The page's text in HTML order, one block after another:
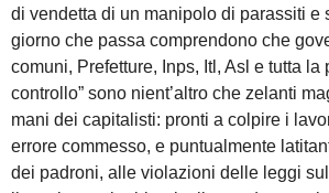
di vendetta di un manipolo di parassiti e
giorno che passa comprendono che
comuni, Prefetture, Inps, Itl, Asl e tutta la
controllo” sono nient’altro che zelanti
mani dei capitalisti: pronti a colpire i
errore commesso, e puntualmente
dei padroni, alle violazioni delle leggi